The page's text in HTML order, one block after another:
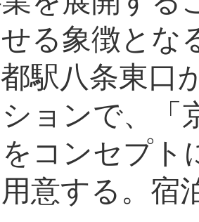
る象徴とな
駅八条東口
ョンで、「
コンセプト
意する。宿